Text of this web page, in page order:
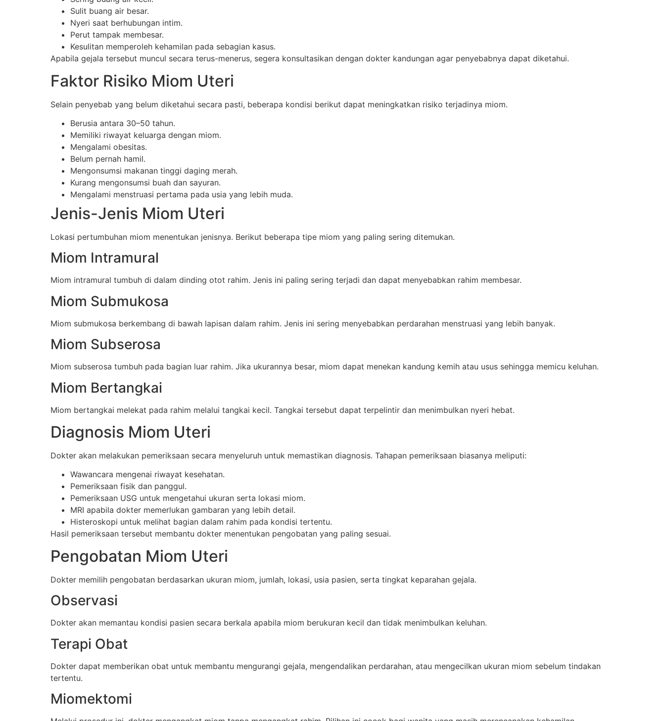
Sulit buang air besar.
Nyeri saat berhubungan intim.
Perut tampak membesar.
Kesulitan memperoleh kehamilan pada sebagian kasus.
Apabila gejala tersebut muncul secara terus-menerus, segera konsultasikan dengan dokter kandungan agar penyebabnya dapat diketahui.
Faktor Risiko Miom Uteri
Selain penyebab yang belum diketahui secara pasti, beberapa kondisi berikut dapat meningkatkan risiko terjadinya miom.
Berusia antara 30–50 tahun.
Memiliki riwayat keluarga dengan miom.
Mengalami obesitas.
Belum pernah hamil.
Mengonsumsi makanan tinggi daging merah.
Kurang mengonsumsi buah dan sayuran.
Mengalami menstruasi pertama pada usia yang lebih muda.
Jenis-Jenis Miom Uteri
Lokasi pertumbuhan miom menentukan jenisnya. Berikut beberapa tipe miom yang paling sering ditemukan.
Miom Intramural
Miom intramural tumbuh di dalam dinding otot rahim. Jenis ini paling sering terjadi dan dapat menyebabkan rahim membesar.
Miom Submukosa
Miom submukosa berkembang di bawah lapisan dalam rahim. Jenis ini sering menyebabkan perdarahan menstruasi yang lebih banyak.
Miom Subserosa
Miom subserosa tumbuh pada bagian luar rahim. Jika ukurannya besar, miom dapat menekan kandung kemih atau usus sehingga memicu keluhan.
Miom Bertangkai
Miom bertangkai melekat pada rahim melalui tangkai kecil. Tangkai tersebut dapat terpelintir dan menimbulkan nyeri hebat.
Diagnosis Miom Uteri
Dokter akan melakukan pemeriksaan secara menyeluruh untuk memastikan diagnosis. Tahapan pemeriksaan biasanya meliputi:
Wawancara mengenai riwayat kesehatan.
Pemeriksaan fisik dan panggul.
Pemeriksaan USG untuk mengetahui ukuran serta lokasi miom.
MRI apabila dokter memerlukan gambaran yang lebih detail.
Histeroskopi untuk melihat bagian dalam rahim pada kondisi tertentu.
Hasil pemeriksaan tersebut membantu dokter menentukan pengobatan yang paling sesuai.
Pengobatan Miom Uteri
Dokter memilih pengobatan berdasarkan ukuran miom, jumlah, lokasi, usia pasien, serta tingkat keparahan gejala.
Observasi
Dokter akan memantau kondisi pasien secara berkala apabila miom berukuran kecil dan tidak menimbulkan keluhan.
Terapi Obat
Dokter dapat memberikan obat untuk membantu mengurangi gejala, mengendalikan perdarahan, atau mengecilkan ukuran miom sebelum tindakan
tertentu.
Miomektomi